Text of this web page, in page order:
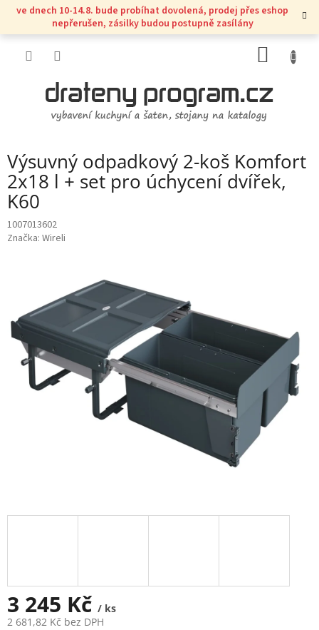
Přejít
obsah
ve dnech 10-14.8. bude probíhat dovolená, prodej přes eshop
nepřerušen, zásilky budou postupně zasílány
KOŠÍK
Výsuvný odpadkový 2-koš Komfort
2x18 l + set pro úchycení dvířek,
K60
1007013602
Značka: Wireli
3 245 Kč / ks
2 681,82 Kč bez DPH